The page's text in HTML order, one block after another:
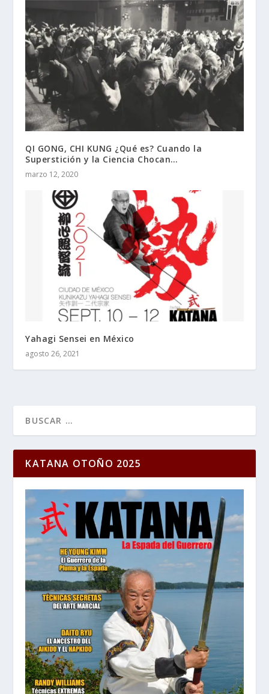
QI GONG, CHI KUNG ¿Qué es? Cuando la
Superstición y la Ciencia Chocan…
marzo 12, 2020
Yahagi Sensei en México
agosto 26, 2021
KATANA OTOÑO 2025